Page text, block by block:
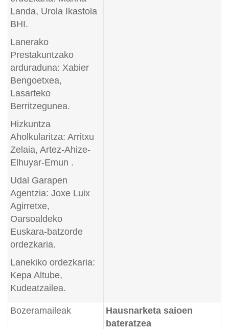
Landa, Urola Ikastola
BHI.
Lanerako
Prestakuntzako
arduraduna: Xabier
Bengoetxea,
Lasarteko
Berritzegunea.
Hizkuntza
Aholkularitza: Arritxu
Zelaia, Artez-Ahize-
Elhuyar-Emun .
Udal Garapen
Agentzia: Joxe Luix
Agirretxe,
Oarsoaldeko
Euskara-batzorde
ordezkaria.
Lanekiko ordezkaria:
Kepa Altube,
Kudeatzailea.
Bozeramaileak
Hausnarketa saioen
bateratzea